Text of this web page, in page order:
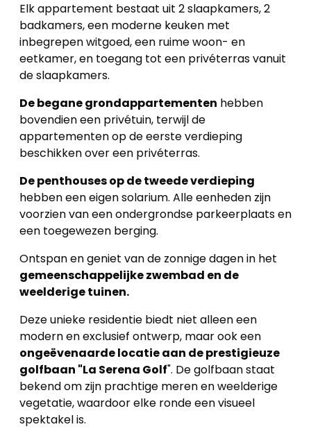
Elk appartement bestaat uit 2 slaapkamers, 2
badkamers, een moderne keuken met
inbegrepen witgoed, een ruime woon- en
eetkamer, en toegang tot een privéterras vanuit
de slaapkamers.
De begane grondappartementen hebben
bovendien een privétuin, terwijl de
appartementen op de eerste verdieping
beschikken over een privéterras.
De penthouses op de tweede verdieping
hebben een eigen solarium. Alle eenheden zijn
voorzien van een ondergrondse parkeerplaats en
een toegewezen berging.
Ontspan en geniet van de zonnige dagen in het
gemeenschappelijke zwembad en de
weelderige tuinen.
Deze unieke residentie biedt niet alleen een
modern en exclusief ontwerp, maar ook een
ongeëvenaarde locatie aan de prestigieuze
golfbaan "La Serena Golf". De golfbaan staat
bekend om zijn prachtige meren en weelderige
vegetatie, waardoor elke ronde een visueel
spektakel is.